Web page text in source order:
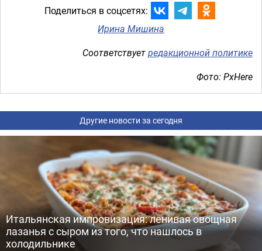
Поделиться в соцсетях:
Ирина Мишина
Соответствуетредакционной политике
Фото: PxHere
Другие новости за сегодня
Итальянская импровизация: ленивая овощная
лазанья с сыром из того, что нашлось в
холодильнике